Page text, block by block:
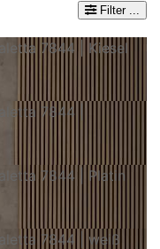
Filter
7844 | Kiesel
7844 |
7844 | Platin
7844 | weiß